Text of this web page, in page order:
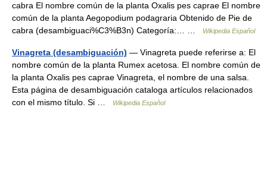
cabra El nombre común de la planta Oxalis pes caprae El nombre
común de la planta Aegopodium podagraria Obtenido de Pie de
cabra (desambiguaci%C3%B3n) Categoría:… …
Wikipedia Español
Vinagreta (desambiguación) — Vinagreta puede referirse a: El
nombre común de la planta Rumex acetosa. El nombre común de
la planta Oxalis pes caprae Vinagreta, el nombre de una salsa.
Esta página de desambiguación cataloga artículos relacionados
con el mismo título. Si …
Wikipedia Español